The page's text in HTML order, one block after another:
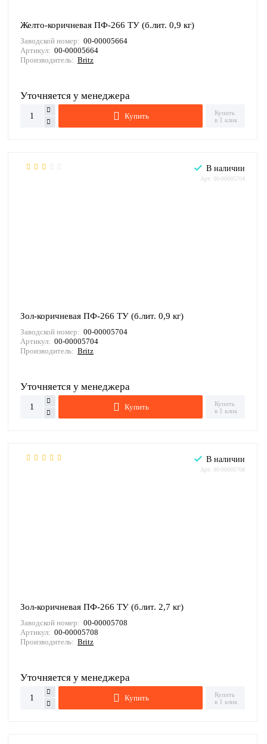
Желто-коричневая ПФ-266 ТУ (б.лит. 0,9 кг)
Заводской номер: 00-00005664
Артикул: 00-00005664
Производитель: Britz
Уточняется у менеджера
Купить
Купить
в 1 клик
В наличии
Арт: 00-00005704
Зол-коричневая ПФ-266 ТУ (б.лит. 0,9 кг)
Заводской номер: 00-00005704
Артикул: 00-00005704
Производитель: Britz
Уточняется у менеджера
Купить
Купить
в 1 клик
В наличии
Арт: 00-00005708
Зол-коричневая ПФ-266 ТУ (б.лит. 2,7 кг)
Заводской номер: 00-00005708
Артикул: 00-00005708
Производитель: Britz
Уточняется у менеджера
Купить
Купить
в 1 клик